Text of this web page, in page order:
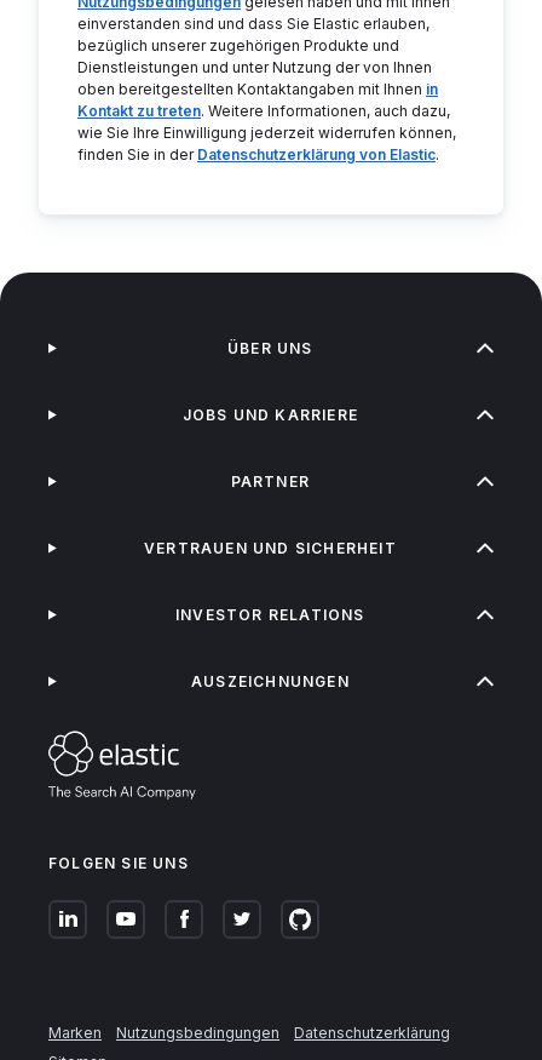
einverstanden sind und dass Sie Elastic erlauben,
bezüglich unserer zugehörigen Produkte und
Dienstleistungen und unter Nutzung der von Ihnen
oben bereitgestellten Kontaktangaben mit Ihnen in
Kontakt zu treten. Weitere Informationen, auch dazu,
wie Sie Ihre Einwilligung jederzeit widerrufen können,
finden Sie in der Datenschutzerklärung von Elastic.
FOLGEN SIE UNS
ÜBER UNS
JOBS UND KARRIERE
PARTNER
VERTRAUEN UND SICHERHEIT
INVESTOR RELATIONS
AUSZEICHNUNGEN
Marken Nutzungsbedingungen
Datenschutzerklärung